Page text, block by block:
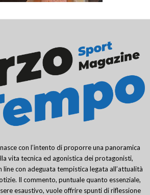
con l’intento di proporre una panoramica
vita tecnica ed agonistica dei protagonisti,
con adeguata tempistica legata all’attualità
Il commento, puntuale quanto essenziale,
esaustivo, vuole offrire spunti di riflessione